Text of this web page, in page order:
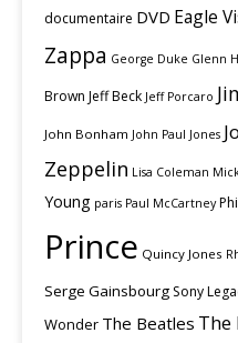
documentaire DVD Eagle
Zappa George Duke Glenn
Brown Jeff Beck Jeff Porcaro
John Bonham John Paul Jones
Zeppelin Lisa Coleman
Young paris Paul McCartney
Prince Quincy Jones
Serge Gainsbourg Sony
Wonder The Beatles The